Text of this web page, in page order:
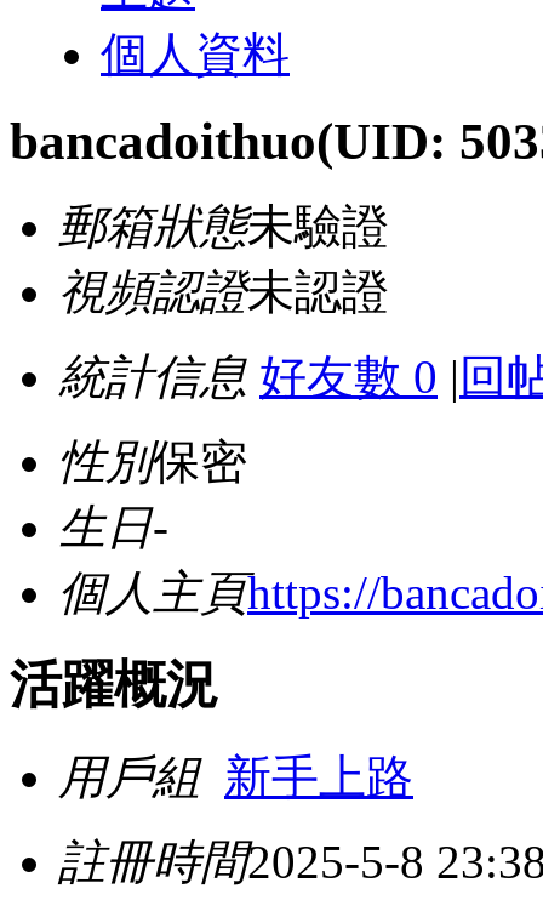
個人資料
bancadoithuo(UID:
郵箱狀態未驗證
視頻認證未認證
統計信息 好友數 0 | 回
性別保密
生日-
個人主頁https://
活躍概況
用戶組 新手上路
註冊時間2025-5-8